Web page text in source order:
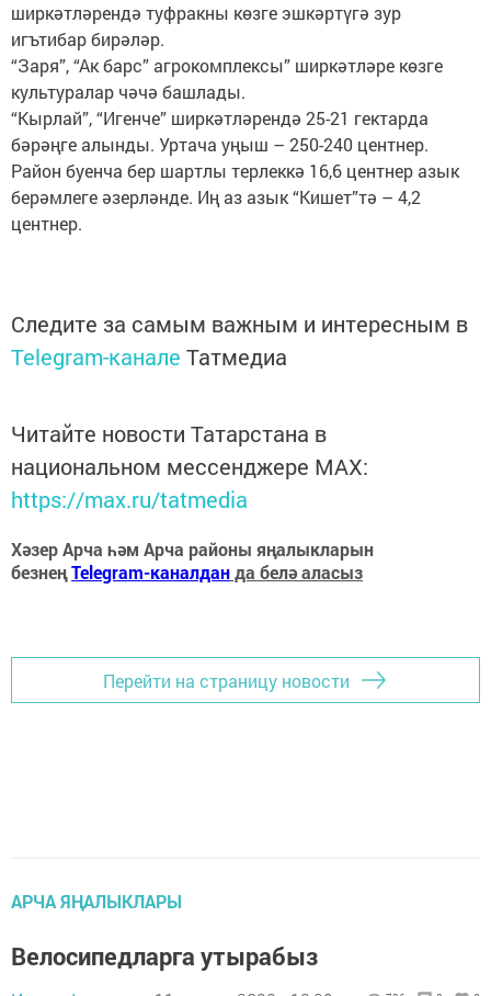
ширкәтләрендә туфракны көзге эшкәртүгә зур
игътибар бирәләр.
“Заря”, “Ак барс” агрокомплексы” ширкәтләре көзге
культуралар чәчә башлады.
“Кырлай”, “Игенче” ширкәтләрендә 25-21 гектарда
бәрәңге алынды. Уртача уңыш – 250-240 центнер.
Район буенча бер шартлы терлеккә 16,6 центнер азык
берәмлеге әзерләнде. Иң аз азык “Кишет”тә – 4,2
центнер.
Следите за самым важным и интересным в
Telegram-канале Татмедиа
Читайте новости Татарстана в
национальном мессенджере MАХ:
https://max.ru/tatmedia
Хәзер Арча һәм Арча районы яңалыкларын
безнеңTelegram-каналданда белә аласыз
Перейти на страницу новости
АРЧА ЯҢАЛЫКЛАРЫ
Велосипедларга утырабыз